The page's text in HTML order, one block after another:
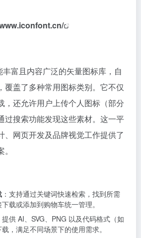
富且内容广泛的矢量图标库，自
覆盖了多种常用图标类别。它不仅
，还允许用户上传个人图标（部分
过搜索功能发现这些素材。这一平
、网页开发及品牌视觉工作提供了
：支持通过关键词快速检索，找到所需
载或添加到购物车统一管理。
提供 AI、SVG、PNG 以及代码格式（如
，满足不同场景下的使用需求。